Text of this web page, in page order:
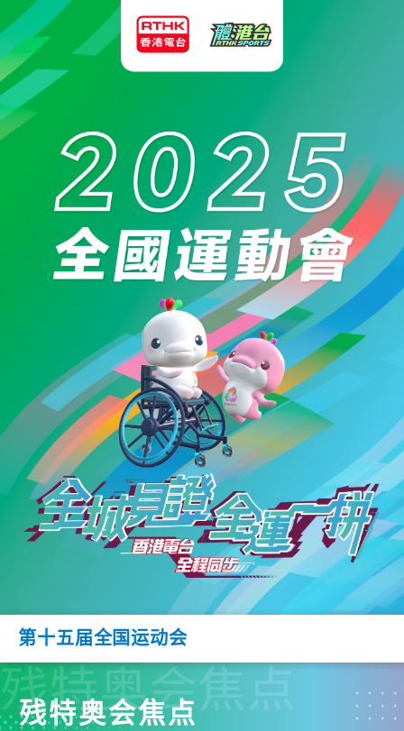
第十五届全国运动会
残特奥会焦点
残特奥会焦点